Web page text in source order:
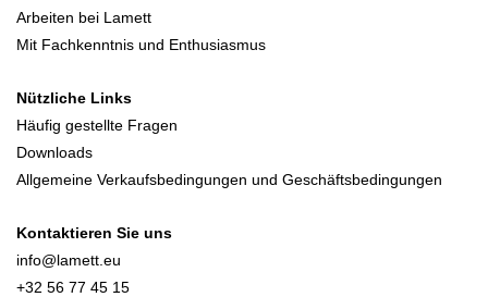
Arbeiten bei Lamett
Mit Fachkenntnis und Enthusiasmus
Nützliche Links
Häufig gestellte Fragen
Downloads
Allgemeine Verkaufsbedingungen und Geschäftsbedingungen
Kontaktieren Sie uns
info@lamett.eu
+32 56 77 45 15